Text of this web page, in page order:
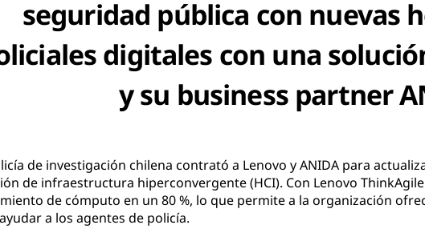
seguridad pública con nuevas
digitales con una
y su business partner
de investigación chilena contrató a Lenovo y ANIDA para
de infraestructura hiperconvergente (HCI). Con Lenovo
de cómputo en un 80 %, lo que permite a la organización
a los agentes de policía.